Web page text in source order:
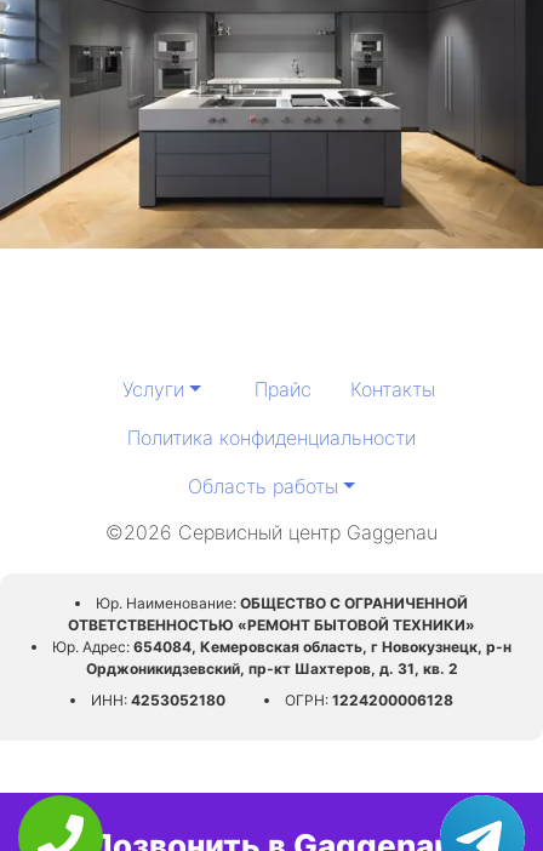
Услуги Прайс
Контакты
Политика конфиденциальности
Область работы
©2026 Сервисный центр Gaggenau
Юр. Наименование: ОБЩЕСТВО С ОГРАНИЧЕННОЙ
ОТВЕТСТВЕННОСТЬЮ «РЕМОНТ БЫТОВОЙ ТЕХНИКИ»
Юр. Адрес: 654084, Кемеровская область, г Новокузнецк, р-н
Орджоникидзевский, пр-кт Шахтеров, д. 31, кв. 2
ИНН: 4253052180 ОГРН: 1224200006128